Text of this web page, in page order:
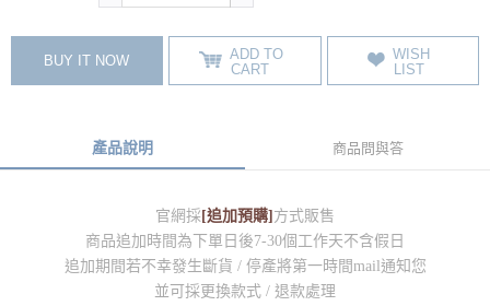
BUY IT NOW
ADD TO
CART
WISH
LIST
產品說明 商品問與答
官網採[追加預購]方式販售
商品追加時間為下單日後7-30個工作天不含假日
追加期間若不幸發生斷貨 / 停產將第一時間mail通知您
並可採更換款式 / 退款處理